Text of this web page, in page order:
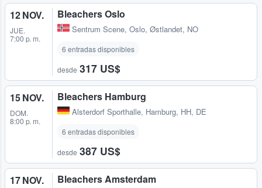
12 NOV.
JUE.
7:00 p. m.
Bleachers Oslo
Sentrum Scene, Oslo, Østlandet, NO
6 entradas disponibles
desde 317 US$
15 NOV.
DOM.
8:00 p. m.
Bleachers Hamburg
Alsterdorf Sporthalle, Hamburg, HH, DE
6 entradas disponibles
desde 387 US$
17 NOV. Bleachers Amsterdam